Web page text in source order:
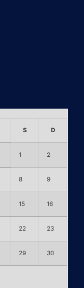
S D
1 2
8 9
15 16
22 23
29 30